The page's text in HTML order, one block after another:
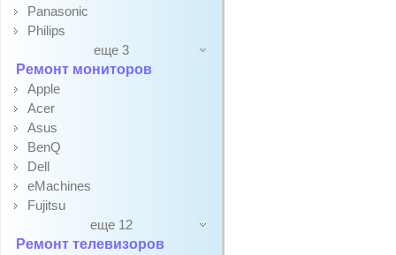
Panasonic
Philips
еще 3
Ремонт мониторов
Apple
Acer
Asus
BenQ
Dell
eMachines
Fujitsu
еще 12
Ремонт телевизоров